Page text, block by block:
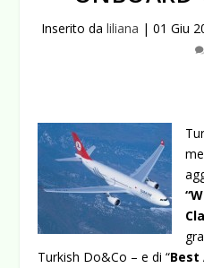
Inserito da liliana | 01 Giu
Turkish Do&Co – e di “Best